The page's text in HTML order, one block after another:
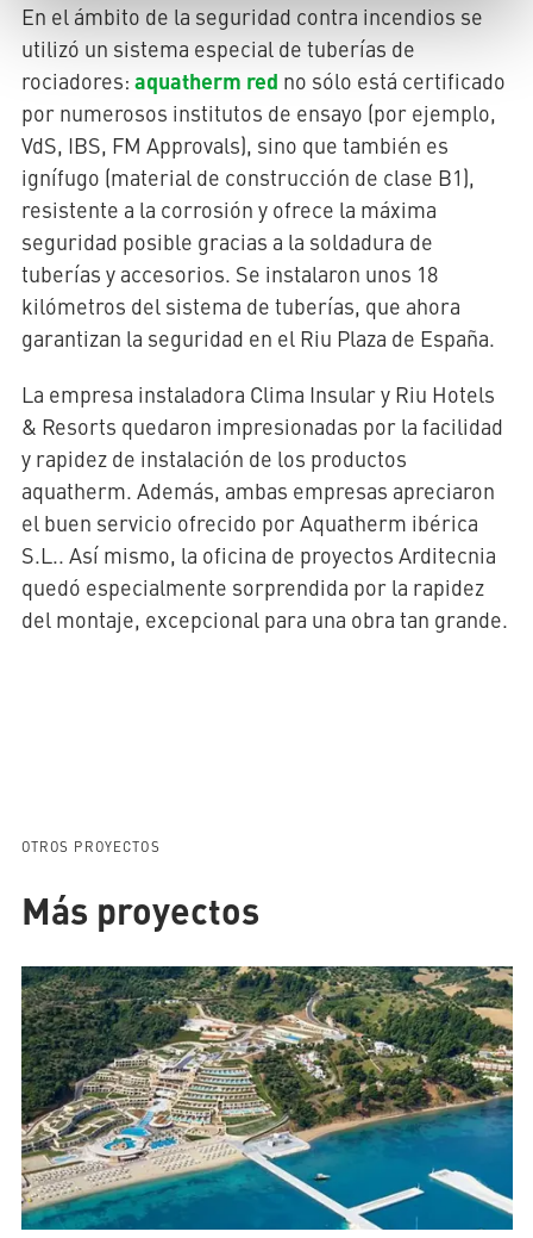
En el ámbito de la seguridad contra incendios se
utilizó un sistema especial de tuberías de
rociadores: aquatherm red no sólo está certificado
por numerosos institutos de ensayo (por ejemplo,
VdS, IBS, FM Approvals), sino que también es
ignífugo (material de construcción de clase B1),
resistente a la corrosión y ofrece la máxima
seguridad posible gracias a la soldadura de
tuberías y accesorios. Se instalaron unos 18
kilómetros del sistema de tuberías, que ahora
garantizan la seguridad en el Riu Plaza de España.
La empresa instaladora Clima Insular y Riu Hotels
& Resorts quedaron impresionadas por la facilidad
y rapidez de instalación de los productos
aquatherm. Además, ambas empresas apreciaron
el buen servicio ofrecido por Aquatherm ibérica
S.L.. Así mismo, la oficina de proyectos Arditecnia
quedó especialmente sorprendida por la rapidez
del montaje, excepcional para una obra tan grande.
OTROS PROYECTOS
Más proyectos